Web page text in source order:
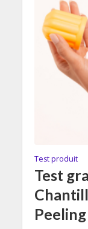
Test produit
Test